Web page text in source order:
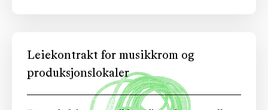
Leiekontrakt for musikkrom og
produksjonslokaler